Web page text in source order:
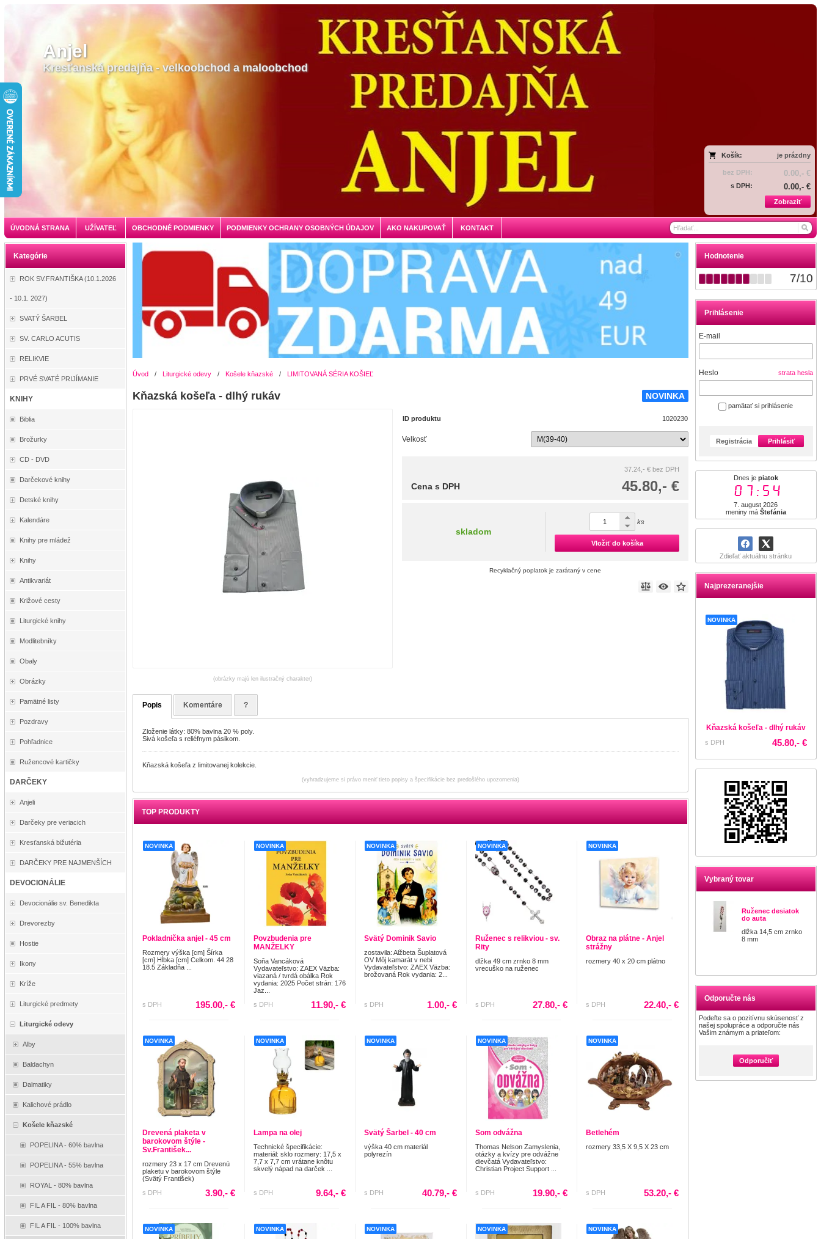
Košík: je prázdny
bez DPH: 0.00,- €
s DPH: 0.00,- €
Zobraziť
Anjel
Kresťanská predajňa - velkoobchod a maloobchod
ÚVODNÁ STRANA UŽÍVATEĽ OBCHODNÉ PODMIENKY PODMIENKY OCHRANY OSOBNÝCH ÚDAJOV AKO NAKUPOVAŤ KONTAKT
Kategórie
ROK SV.FRANTIŠKA (10.1.2026
- 10.1. 2027)
SVATÝ ŠARBEL
SV. CARLO ACUTIS
RELIKVIE
PRVÉ SVATÉ PRIJÍMANIE
KNIHY
Biblia
Brožurky
CD - DVD
Darčekové knihy
Detské knihy
Kalendáre
Knihy pre mládež
Knihy
Antikvariát
Križové cesty
Liturgické knihy
Modlitebníky
Obaly
Obrázky
Pamätné listy
Pozdravy
Pohľadnice
Ružencové kartičky
DARČEKY
Anjeli
Darčeky pre veriacich
Kresťanská bižutéria
DARČEKY PRE NAJMENŠÍCH
DEVOCIONÁLIE
Devocionálie sv. Benedikta
Drevorezby
Hostie
Ikony
Kríže
Liturgické predmety
Liturgické odevy
Alby
Baldachyn
Dalmatiky
Kalichové prádlo
Košele kňazské
POPELINA - 60% bavlna
POPELINA - 55% bavlna
ROYAL - 80% bavlna
FIL A FIL - 80% bavlna
FIL A FIL - 100% bavlna
Hodnotenie
7/10
Prihlásenie
E-mail
Heslo strata hesla
pamätať si prihlásenie
Registrácia Prihlásiť
Dnes je piatok
07:54
7. august 2026
meniny má Štefánia
Zdieľať aktuálnu stránku
Najprezeranejšie
NOVINKA
Kňazská košeľa - dlhý rukáv
s DPH 45.80,- €
Vybraný tovar
Ruženec desiatok
do auta
dlžka 14,5 cm zrnko
8 mm
Odporučte nás
Podeľte sa o pozitívnu skúsenosť z
našej spolupráce a odporučte nás
Vašim známym a priateľom:
Odporučiť
Úvod / Liturgické odevy / Košele kňazské / LIMITOVANÁ SÉRIA KOŠIEĽ
NOVINKA
Kňazská košeľa - dlhý rukáv
(obrázky majú len ilustračný charakter)
ID produktu 1020230
Velkosť
37.24,- € bez DPH
45.80,- €
Cena s DPH
skladom
ks
Vložiť do košíka
Recyklačný poplatok je zarátaný v cene
Popis Komentáre ?
Zloženie látky: 80% bavlna 20 % poly.
Sivá košeľa s reliéfnym pásikom.
Kňazská košeľa z limitovanej kolekcie.
(vyhradzujeme si právo meniť tieto popisy a špecifikácie bez predošlého upozornenia)
TOP PRODUKTY
NOVINKA
Pokladnička anjel - 45 cm
Rozmery výška [cm] Šírka
[cm] Hĺbka [cm] Celkom. 44 28
18.5 Základňa ...
s DPH 195.00,- €
NOVINKA
Povzbudenia pre
MANŽELKY
Soňa Vancáková
Vydavateľstvo: ZAEX Väzba:
viazaná / tvrdá obálka Rok
vydania: 2025 Počet strán: 176
Jaz...
s DPH
11.90,- €
NOVINKA
Svätý Dominik Savio
zostavila: Alžbeta Šuplatová
OV Môj kamarát v nebi
Vydavateľstvo: ZAEX Väzba:
brožovaná Rok vydania: 2...
s DPH 1.00,- €
NOVINKA
Ruženec s relikviou - sv.
Rity
dlžka 49 cm zrnko 8 mm
vrecuško na ruženec
s DPH 27.80,- €
NOVINKA
Obraz na plátne - Anjel
strážny
rozmery 40 x 20 cm plátno
s DPH 22.40,- €
NOVINKA
Drevená plaketa v
barokovom štýle -
Sv.František...
rozmery 23 x 17 cm Drevenú
plaketu v barokovom štýle
(Svätý František)
s DPH
3.90,- €
NOVINKA
Lampa na olej
Technické špecifikácie:
materiál: sklo rozmery: 17,5 x
7,7 x 7,7 cm vrátane knôtu
skvelý nápad na darček ...
s DPH 9.64,- €
NOVINKA
Svätý Šarbel - 40 cm
výška 40 cm materiál
polyrezín
s DPH 40.79,- €
NOVINKA
Som odvážna
Thomas Nelson Zamyslenia,
otázky a kvízy pre odvážne
dievčatá Vydavateľstvo:
Christian Project Support ...
s DPH 19.90,- €
NOVINKA
Betlehém
rozmery 33,5 X 9,5 X 23 cm
s DPH 53.20,- €
NOVINKA NOVINKA NOVINKA NOVINKA NOVINKA